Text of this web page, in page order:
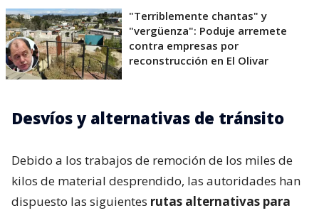
"Terriblemente chantas" y
"vergüenza": Poduje arremete
contra empresas por
reconstrucción en El Olivar
Desvíos y alternativas de tránsito
Debido a los trabajos de remoción de los miles de
kilos de material desprendido, las autoridades han
dispuesto las siguientes rutas alternativas para